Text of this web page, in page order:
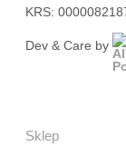
KRS:
Dev & Care by
Sklep